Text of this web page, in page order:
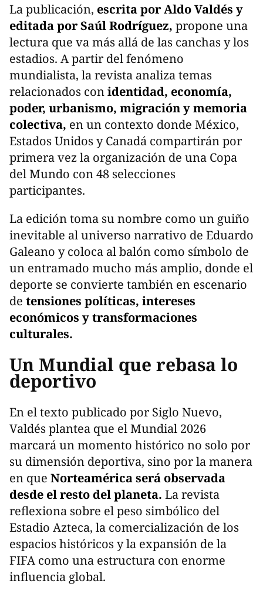
La publicación, escrita por Aldo Valdés y
editada por Saúl Rodríguez, propone una
lectura que va más allá de las canchas y los
estadios. A partir del fenómeno
mundialista, la revista analiza temas
relacionados conidentidad, economía,
poder, urbanismo, migración y memoria
colectiva, en un contexto donde México,
Estados Unidos y Canadá compartirán por
primera vez la organización de una Copa
del Mundo con 48 selecciones
participantes.
La edición toma su nombre como un guiño
inevitable al universo narrativo de Eduardo
Galeano y coloca al balón como símbolo de
un entramado mucho más amplio, donde el
deporte se convierte también en escenario
de tensiones políticas, intereses
económicos y transformaciones
culturales.
Un Mundial que rebasa lo
deportivo
En el texto publicado por Siglo Nuevo,
Valdés plantea que el Mundial 2026
marcará un momento histórico no solo por
su dimensión deportiva, sino por la manera
en que Norteamérica será observada
desde el resto del planeta. La revista
reflexiona sobre el peso simbólico del
Estadio Azteca, la comercialización de los
espacios históricos y la expansión de la
FIFA como una estructura con enorme
influencia global.